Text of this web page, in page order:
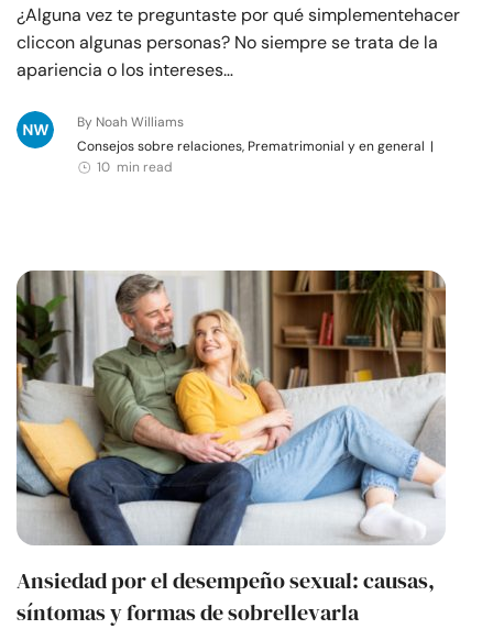
¿Alguna vez te preguntaste por qué simplementehacer
cliccon algunas personas? No siempre se trata de la
apariencia o los intereses…
By Noah Williams
Consejos sobre relaciones, Prematrimonial y en general |
10 min read
Ansiedad por el desempeño sexual: causas,
síntomas y formas de sobrellevarla